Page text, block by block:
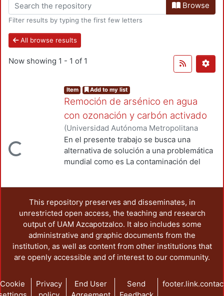
Browse
Filter results by typing the first few letters
All browse results
Now showing 1 - 1 of 1
Loading...
Item Add to my list
Remoción de arsénico en agua
con ozonación y carbón activado
(Universidad Autónoma Metropolitana
(México). Unidad Azcapotzalco.
Coordinación de Servicios de
Información.,2017-07)Acevedo Afanador,
En el presente trabajo se busca una
alternativa de solución a una problemática
mundial como es La contaminación del
algunos de ellos con actividad minera, con
concentraciones de hasta 158 mg/L, lo que
indica que los habitantes de estos Estados
están expuestos día a día a
concentraciones por encima del límite
máximo permisible estipulado en México
SSA-1994. Se conocen diversos procesos
para la eliminación de este contaminante
This repository preserves and disseminates, in
unrestricted open access, the teaching and research
output of UAM Azcapotzalco. It also includes some
administrative and graphic documents from the
institution, as well as content from other institutions that
are openly accessible and of interest to our community.
Cookie
Privacy
End User
Send